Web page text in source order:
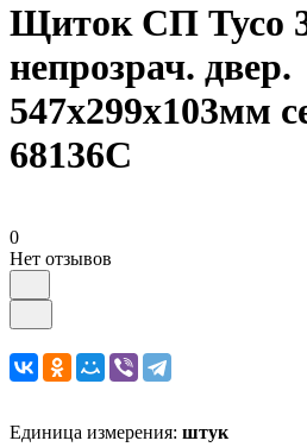
Щиток СП Тусо
непрозрач. двер.
547х299х103мм
68136С
0
Нет отзывов
Единица измерения: штук